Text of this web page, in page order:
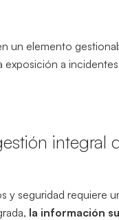
un elemento
exposición a
integral
y seguridad requiere
la información